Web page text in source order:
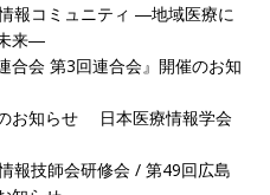
報コミュニティ ―地域医療に
来―
会 第3回連合会』開催のお知
お知らせ 日本医療情報学会
報技師会研修会 / 第49回広島